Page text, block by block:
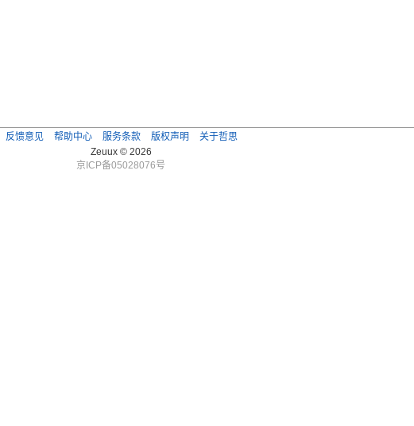
反馈意见 帮助中心 服务条款 版权声明
关于哲思
Zeuux © 2026
京ICP备05028076号